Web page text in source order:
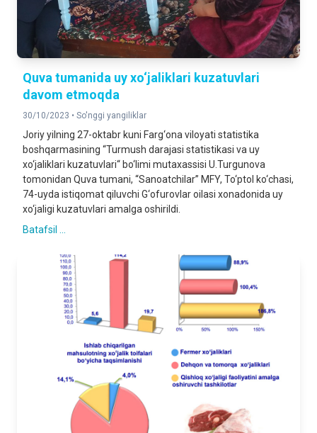
Quva tumanida uy xo‘jaliklari kuzatuvlari
davom etmoqda
30/10/2023 • So'nggi yangiliklar
Joriy yilning 27-oktabr kuni Farg‘ona viloyati statistika
boshqarmasining “Turmush darajasi statistikasi va uy
xo‘jaliklari kuzatuvlari“ bo‘limi mutaxassisi U.Turgunova
tomonidan Quva tumani, “Sanoatchilar” MFY, To‘ptol ko‘chasi,
74-uyda istiqomat qiluvchi G‘ofurovlar oilasi xonadonida uy
xo‘jaligi kuzatuvlari amalga oshirildi.
Batafsil ...